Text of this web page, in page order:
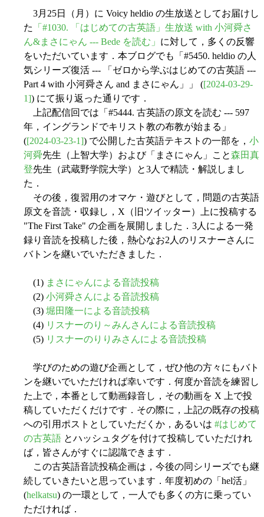
3月25日（月）に Voicy heldio の生放送としてお届けし
た
「#1030. 「はじめての古英語」生放送 with 小河舜さ
ん&まさにゃん --- Bede を読む」 に対して，多くの反響
をいただいています．本ブログでも「#5450. heldio の人
気シリーズ復活 --- 「ゼロから学ぶはじめての古英語 ---
Part 4 with 小河舜さん and まさにゃん」」 ([2024-03-29-
1]) にて振り返った通りです．
上記配信回では「#5444. 古英語の原文を読む --- 597
年，イングランドでキリスト教の布教が始まる」
([2024-03-23-1]) で公開した古英語テキストの一部を， 小
河舜先生（上智大学）および「まさにゃん」こと森田真
登先生（武蔵野学院大学）と3人で精読・解説しまし
た．
その後，復習用のオマケ・遊びとして，問題の古英語
原文を音読・収録し，X（旧ツイッター）上に投稿する
"The First Take" の企画を展開しました．3人による一発
録り音読を投稿した後，熱心なお2人のリスナーさんに
バトンを継いでいただきました．
(1) まさにゃんによる音読投稿
(2) 小河舜さんによる音読投稿
(3) 堀田隆一による音読投稿
(4) リスナーのり～みんさんによる音読投稿
(5) リスナーのりりみさんによる音読投稿
学びのための遊び企画として，ぜひ他の方々にもバト
ンを継いでいただければ幸いです．何度か音読を練習し
た上で，本番として動画録音し，その動画を X 上で投
稿していただくだけです．その際に，上記の既存の投稿
への引用ポストとしていただくか，あるいは #はじめて
の古英語 とハッシュタグを付けて投稿していただけれ
ば，皆さんがすぐに認識できます．
この古英語音読投稿企画は，今後の同シリーズでも継
続していきたいと思っています．年度初めの「hel活」
(helkatsu) の一環として，一人でも多くの方に乗ってい
ただければ．